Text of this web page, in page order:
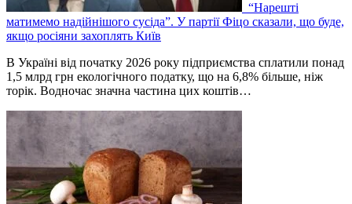
“Нарешті
матимемо надійнішого сусіда”. У партії Фіцо сказали, що буде,
якщо росіяни захоплять Київ
В Україні від початку 2026 року підприємства сплатили понад
1,5 млрд грн екологічного податку, що на 6,8% більше, ніж
торік. Водночас значна частина цих коштів…